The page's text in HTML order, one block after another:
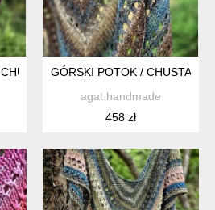
GÓRSKI POTOK / CHUSTA Z
agat.handmade
458 zł